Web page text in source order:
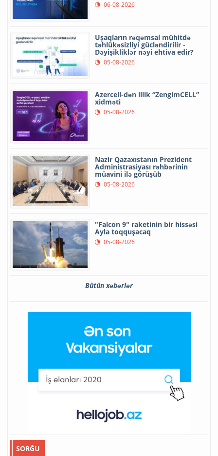
06-08-2026
Uşaqların rəqəmsal mühitdə
təhlükəsizliyi gücləndirilir -
Dəyişikliklər nəyi ehtiva edir?
05-08-2026
Azercell-dən illik “ZengimCELL”
xidməti
05-08-2026
Nazir Qazaxıstanın Prezident
Administrasiyası rəhbərinin
müavini ilə görüşüb
05-08-2026
"Falcon 9" raketinin bir hissəsi
Ayla toqquşacaq
05-08-2026
Bütün xəbərlər
SORĞU